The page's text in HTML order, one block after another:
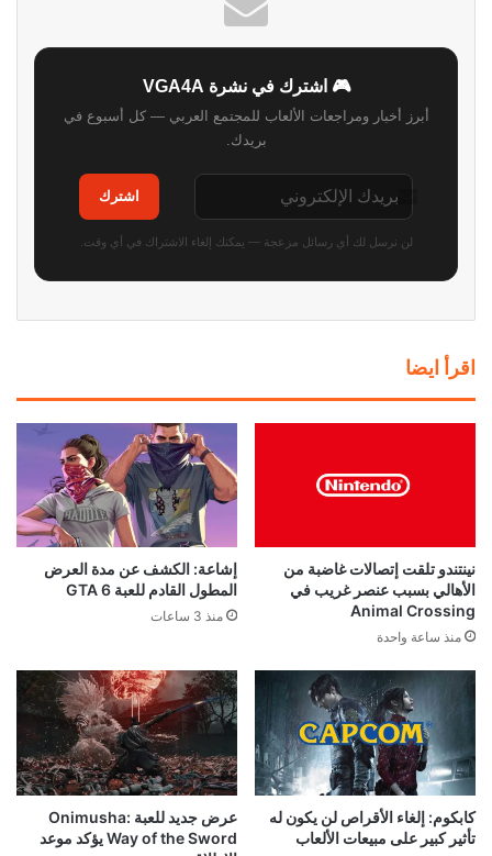
🎮 اشترك في نشرة VGA4A
أبرز أخبار ومراجعات الألعاب للمجتمع العربي — كل أسبوع في
بريدك.
اشترك
لن نرسل لك أي رسائل مزعجة — يمكنك إلغاء الاشتراك في أي وقت.
اقرأ ايضا
نينتندو تلقت إتصالات غاضبة من
الأهالي بسبب عنصر غريب في
Animal Crossing
منذ ساعة واحدة
إشاعة: الكشف عن مدة العرض
المطول القادم للعبة GTA 6
منذ 3 ساعات
كابكوم: إلغاء الأقراص لن يكون له
تأثير كبير على مبيعات الألعاب
عرض جديد للعبة Onimusha:
Way of the Sword يؤكد موعد